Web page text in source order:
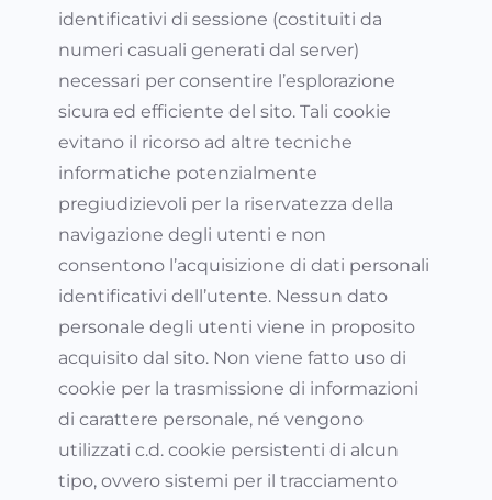
identificativi di sessione (costituiti da
numeri casuali generati dal server)
necessari per consentire l’esplorazione
sicura ed efficiente del sito. Tali cookie
evitano il ricorso ad altre tecniche
informatiche potenzialmente
pregiudizievoli per la riservatezza della
navigazione degli utenti e non
consentono l’acquisizione di dati personali
identificativi dell’utente. Nessun dato
personale degli utenti viene in proposito
acquisito dal sito. Non viene fatto uso di
cookie per la trasmissione di informazioni
di carattere personale, né vengono
utilizzati c.d. cookie persistenti di alcun
tipo, ovvero sistemi per il tracciamento